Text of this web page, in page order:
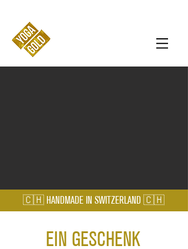
🇨🇭 HANDMADE IN SWITZERLAND 🇨🇭
EIN GESCHENK